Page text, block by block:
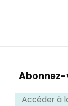
Abonnez-
Accéder à